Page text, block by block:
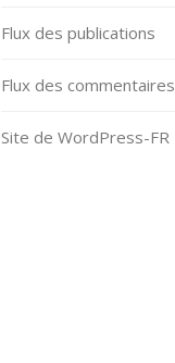
Flux des publications
Flux des commentaires
Site de WordPress-FR